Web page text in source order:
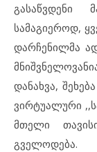
გასაწვდენი
სამაგიეროდ,
დარჩენილმა
დანახვა,
ვირტუალური
მთელი
გველოდება.